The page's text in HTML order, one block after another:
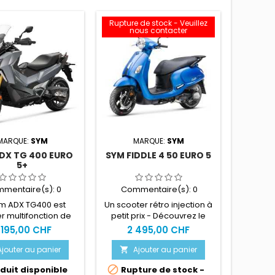
SYM
TG 400 EURO
5+
0
ADX TG400 est
multifonction de
Grâce à sa garde
et son
suspensions
la moto, ce maxi-
est capable de
CHF
au panier
disponible
Rupture de stock - Veuillez
nous contacter
MARQUE: SYM
SYM FIDDLE 4 50 EURO 5
Commentaire(s): 0
Un scooter rétro injection à
petit prix - Découvrez le
Sym Fiddle 4 50 Euro 5 Prise
accessoire Intégral sous
selleACHAT EN LIGNE =
SERVICE CLEFS EN MAINS
OBLIGATOIREPlus d'info sur
2 495,00 CHF
 Ajouter au panier
 Rupture de stock -